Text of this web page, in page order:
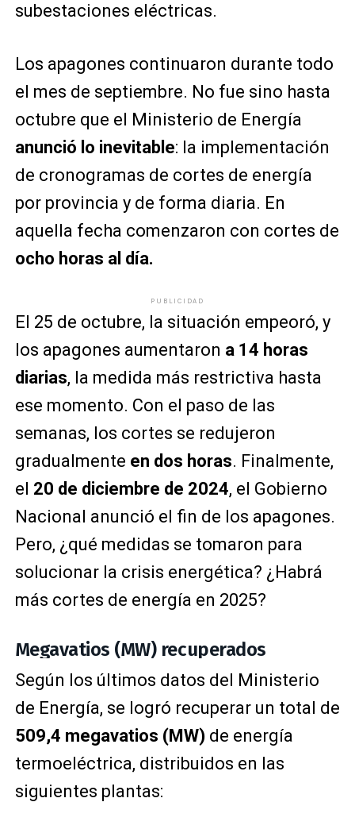
subestaciones eléctricas.
Los apagones continuaron durante todo
el mes de septiembre. No fue sino hasta
octubre que el Ministerio de Energía
anunció lo inevitable: la implementación
de cronogramas de cortes de energía
por provincia y de forma diaria. En
aquella fecha comenzaron con cortes de
ocho horas al día.
PUBLICIDAD
El 25 de octubre, la situación empeoró, y
los apagones aumentaron a 14 horas
diarias, la medida más restrictiva hasta
ese momento. Con el paso de las
semanas, los cortes se redujeron
gradualmente en dos horas. Finalmente,
el 20 de diciembre de 2024, el Gobierno
Nacional anunció el fin de los apagones.
Pero, ¿qué medidas se tomaron para
solucionar la crisis energética? ¿Habrá
más cortes de energía en 2025?
Megavatios (MW) recuperados
Según los últimos datos del Ministerio
de Energía, se logró recuperar un total de
509,4 megavatios (MW) de energía
termoeléctrica, distribuidos en las
siguientes plantas: